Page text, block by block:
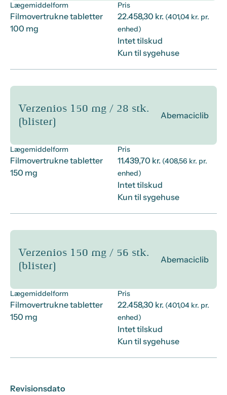
Lægemiddelform
Filmovertrukne tabletter
100 mg
Pris
22.458,30 kr. (401,04 kr. pr.
enhed)
Intet tilskud
Kun til sygehuse
Verzenios 150 mg / 28 stk.
(blister)
Abemaciclib
Lægemiddelform
Filmovertrukne tabletter
150 mg
Pris
11.439,70 kr. (408,56 kr. pr.
enhed)
Intet tilskud
Kun til sygehuse
Verzenios 150 mg / 56 stk.
(blister)
Abemaciclib
Lægemiddelform
Filmovertrukne tabletter
150 mg
Pris
22.458,30 kr. (401,04 kr. pr.
enhed)
Intet tilskud
Kun til sygehuse
Revisionsdato